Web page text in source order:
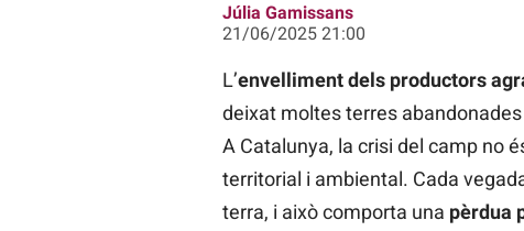
Júlia Gamissans
21/06/2025 21:00
L’envelliment dels productors
deixat moltes terres
A Catalunya, la crisi del camp no
territorial i ambiental. Cada
terra, i això comporta una pèrdua